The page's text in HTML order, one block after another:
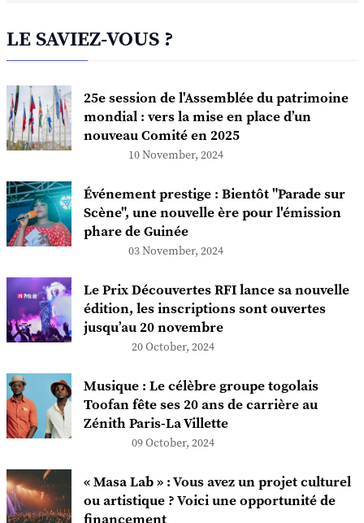
LE SAVIEZ-VOUS ?
25e session de l'Assemblée du patrimoine
mondial : vers la mise en place d’un
nouveau Comité en 2025
10 November, 2024
Événement prestige : Bientôt "Parade sur
Scène", une nouvelle ère pour l'émission
phare de Guinée
03 November, 2024
Le Prix Découvertes RFI lance sa nouvelle
édition, les inscriptions sont ouvertes
jusqu’au 20 novembre
20 October, 2024
Musique : Le célèbre groupe togolais
Toofan fête ses 20 ans de carrière au
Zénith Paris-La Villette
09 October, 2024
« Masa Lab » : Vous avez un projet culturel
ou artistique ? Voici une opportunité de